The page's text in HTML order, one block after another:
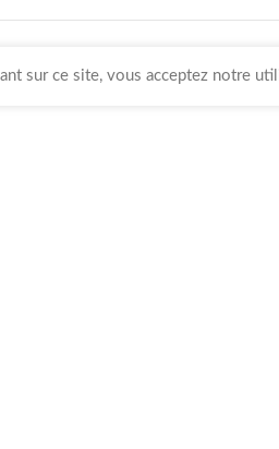
sur ce site, vous acceptez notre